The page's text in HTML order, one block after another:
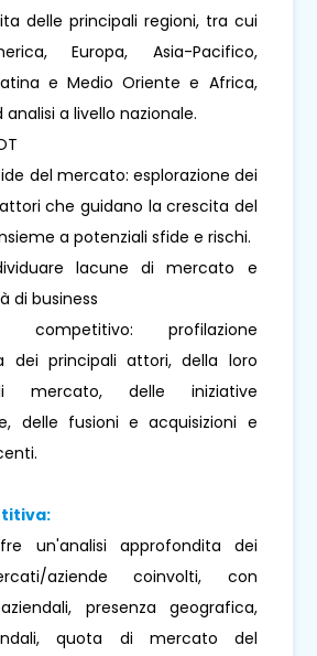
delle principali regioni, tra cui
Europa, Asia-Pacifico,
e Medio Oriente e Africa,
a livello nazionale.
del mercato: esplorazione dei
che guidano la crescita del
a potenziali sfide e rischi.
lacune di mercato e
di business
competitivo: profilazione
dei principali attori, della loro
mercato, delle iniziative
delle fusioni e acquisizioni e
un'analisi approfondita dei
aziende coinvolti, con
presenza geografica,
quota di mercato del